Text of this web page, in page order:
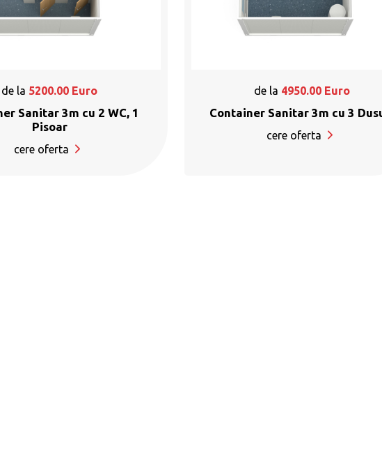
de la 5200.00 Euro
Sanitar 3m cu 2 WC, 1
Pisoar
cere oferta
de la 4950.00 Euro
Container Sanitar 3m cu 3
cere oferta